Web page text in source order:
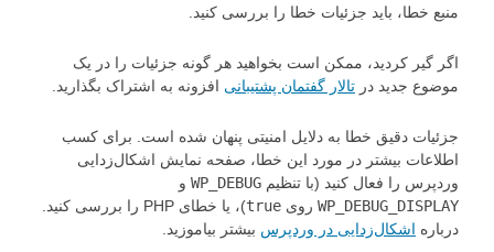
منبع خطا، باید جزئیات خطا را بررسی کنید.
اگر گیر کردید، ممکن است بخواهید هر گونه جزئیات را در یک
موضوع جدید در تالار گفتمان پشتیبانی افزونه به اشتراک بگذارید.
جزئیات دقیق خطا به دلایل امنیتی پنهان شده است. برای کسب
اطلاعات بیشتر در مورد این خطا، صفحه نمایش اشکال‌زدایی
وردپرس را فعال کنید (با تنظیم WP_DEBUG و
WP_DEBUG_DISPLAY روی true
)، یا خطای PHP را بررسی کنید.
درباره اشکال‌زدایی در وردپرس بیشتر بیاموزید.